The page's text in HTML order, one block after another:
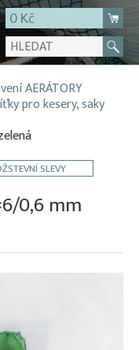
0 Kč
AERÁTORY
pro kesery, saky
SLEVY
0,6 mm